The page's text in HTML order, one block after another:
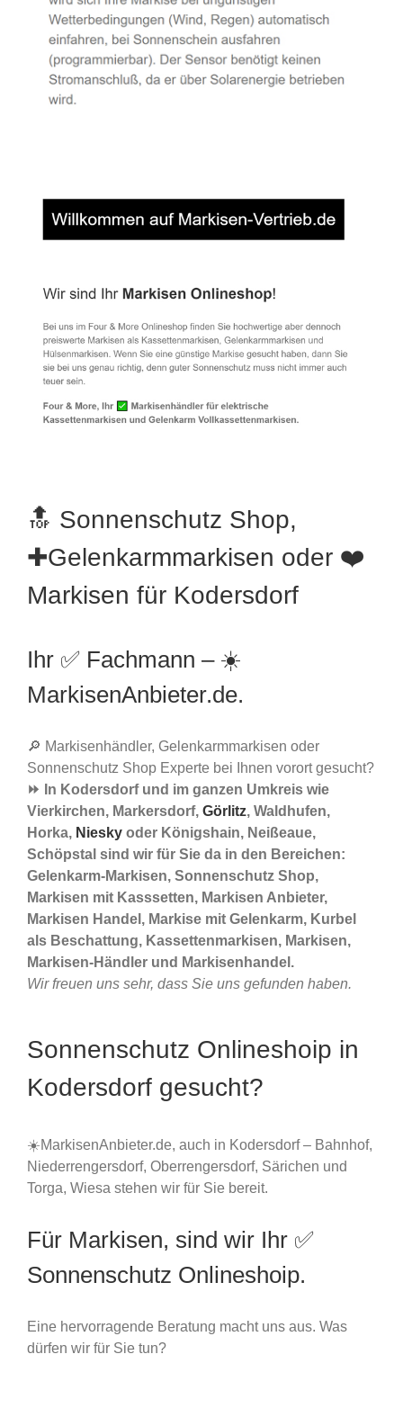
🔝 Sonnenschutz Shop,
✚Gelenkarmmarkisen oder ❤️
Markisen für Kodersdorf
Ihr ✅ Fachmann – ☀️
MarkisenAnbieter.de.
🔎 Markisenhändler, Gelenkarmmarkisen oder
Sonnenschutz Shop Experte bei Ihnen vorort gesucht?
⏩ In Kodersdorf und im ganzen Umkreis wie
Vierkirchen, Markersdorf, Görlitz, Waldhufen,
Horka, Niesky oder Königshain, Neißeaue,
Schöpstal sind wir für Sie da in den Bereichen:
Gelenkarm-Markisen, Sonnenschutz Shop,
Markisen mit Kasssetten, Markisen Anbieter,
Markisen Handel, Markise mit Gelenkarm, Kurbel
als Beschattung, Kassettenmarkisen, Markisen,
Markisen-Händler und Markisenhandel.
Wir freuen uns sehr, dass Sie uns gefunden haben.
Sonnenschutz Onlineshoip in
Kodersdorf gesucht?
☀️MarkisenAnbieter.de, auch in Kodersdorf – Bahnhof,
Niederrengersdorf, Oberrengersdorf, Särichen und
Torga, Wiesa stehen wir für Sie bereit.
Für Markisen, sind wir Ihr ✅
Sonnenschutz Onlineshoip.
Eine hervorragende Beratung macht uns aus. Was
dürfen wir für Sie tun?